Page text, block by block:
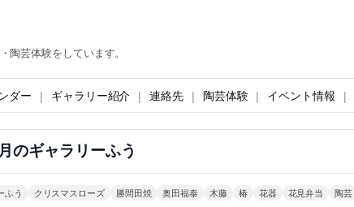
芸体験をしています。
ダー ギャラリー紹介 連絡先 陶芸体験 イベント情報
のギャラリーふう
ふう クリスマスローズ 勝間田焼 奥田福泰 木藤 椿 花器 花見弁当 陶芸